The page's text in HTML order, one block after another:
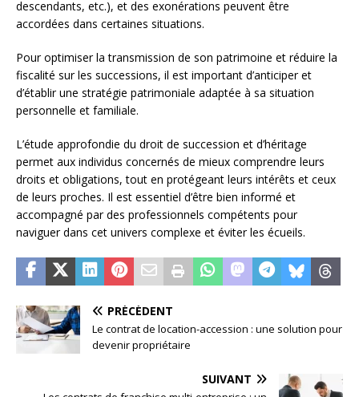
descendants, etc.), et des exonérations peuvent être
accordées dans certaines situations.
Pour optimiser la transmission de son patrimoine et réduire la
fiscalité sur les successions, il est important d’anticiper et
d’établir une stratégie patrimoniale adaptée à sa situation
personnelle et familiale.
L’étude approfondie du droit de succession et d’héritage
permet aux individus concernés de mieux comprendre leurs
droits et obligations, tout en protégeant leurs intérêts et ceux
de leurs proches. Il est essentiel d’être bien informé et
accompagné par des professionnels compétents pour
naviguer dans cet univers complexe et éviter les écueils.
PRÉCÉDENT
Le contrat de location-accession : une solution pour
devenir propriétaire
SUIVANT